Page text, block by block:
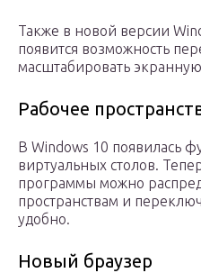
Также в новой версии
появится возможность
масштабировать
Рабочее
В Windows 10 появилась
виртуальных столов.
программы можно
пространствам и
удобно.
Новый браузер